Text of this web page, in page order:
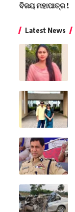
ବିଜୟ ମହାପାତ୍ର !
Latest News